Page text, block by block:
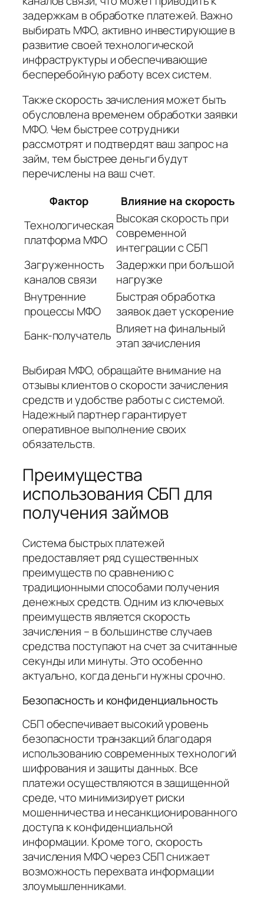
задержкам в обработке платежей. Важно
выбирать МФО, активно инвестирующие в
развитие своей технологической
инфраструктуры и обеспечивающие
бесперебойную работу всех систем.
Также скорость зачисления может быть
обусловлена временем обработки заявки
МФО. Чем быстрее сотрудники
рассмотрят и подтвердят ваш запрос на
займ, тем быстрее деньги будут
перечислены на ваш счет.
Фактор
Влияние на скорость
Технологическая
платформа МФО
Высокая скорость при
современной
интеграции с СБП
Загруженность
каналов связи
Задержки при большой
нагрузке
Внутренние
процессы МФО
Быстрая обработка
заявок дает ускорение
Банк-получатель Влияет на финальный
этап зачисления
Выбирая МФО, обращайте внимание на
отзывы клиентов о скорости зачисления
средств и удобстве работы с системой.
Надежный партнер гарантирует
оперативное выполнение своих
обязательств.
Преимущества
использования СБП для
получения займов
Система быстрых платежей
предоставляет ряд существенных
преимуществ по сравнению с
традиционными способами получения
денежных средств. Одним из ключевых
преимуществ является скорость
зачисления – в большинстве случаев
средства поступают на счет за считанные
секунды или минуты. Это особенно
актуально, когда деньги нужны срочно.
Безопасность и конфиденциальность
СБП обеспечивает высокий уровень
безопасности транзакций благодаря
использованию современных технологий
шифрования и защиты данных. Все
платежи осуществляются в защищенной
среде, что минимизирует риски
мошенничества и несанкционированного
доступа к конфиденциальной
информации. Кроме того, скорость
зачисления МФО через СБП снижает
возможность перехвата информации
злоумышленниками.